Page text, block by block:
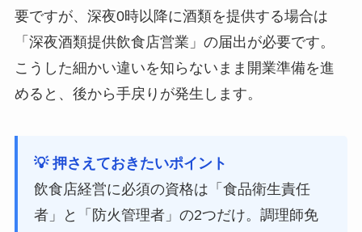
要ですが、深夜0時以降に酒類を提供する場合は
「深夜酒類提供飲食店営業」の届出が必要です。
こうした細かい違いを知らないまま開業準備を進
めると、後から手戻りが発生します。
💡 押さえておきたいポイント
飲食店経営に必須の資格は「食品衛生責任
者」と「防火管理者」の2つだけ。調理師免